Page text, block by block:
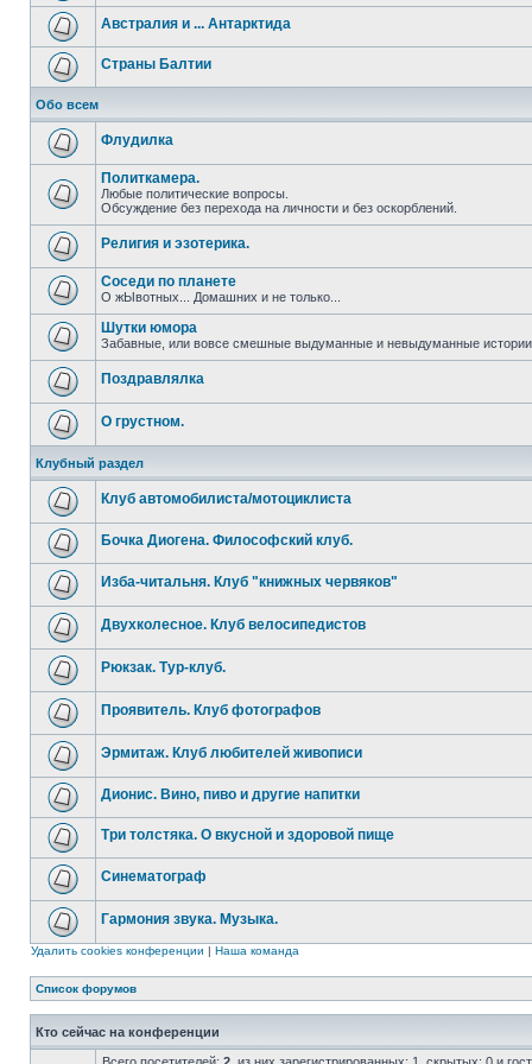
Австралия и ... Антарктида
Страны Балтии
Обо всем
Флудилка
Политкамера.
Любые политические вопросы.
Обсуждение без перехода на личности и без оскорблений.
Религия и эзотерика.
Соседи по планете
О жЫвотных... Домашних и не только...
Шутки юмора
Забавные, или вовсе смешные выдуманные и невыдуманные истории
Поздравлялка
О грустном.
Клубный раздел
Клуб автомобилиста/мотоциклиста
Бочка Диогена. Философский клуб.
Изба-читальня. Клуб "книжных червяков"
Двухколесное. Клуб велосипедистов
Рюкзак. Тур-клуб.
Проявитель. Клуб фотографов
Эрмитаж. Клуб любителей живописи
Дионис. Вино, пиво и другие напитки
Три толстяка. О вкусной и здоровой пище
Синематограф
Гармония звука. Музыка.
Удалить cookies конференции | Наша команда
Список форумов
Кто сейчас на конференции